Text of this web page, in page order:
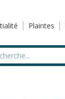
Plaintes